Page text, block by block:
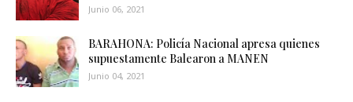
Junio 06, 2021
BARAHONA: Policía Nacional apresa quienes
supuestamente Balearon a MANEN
Junio 04, 2021